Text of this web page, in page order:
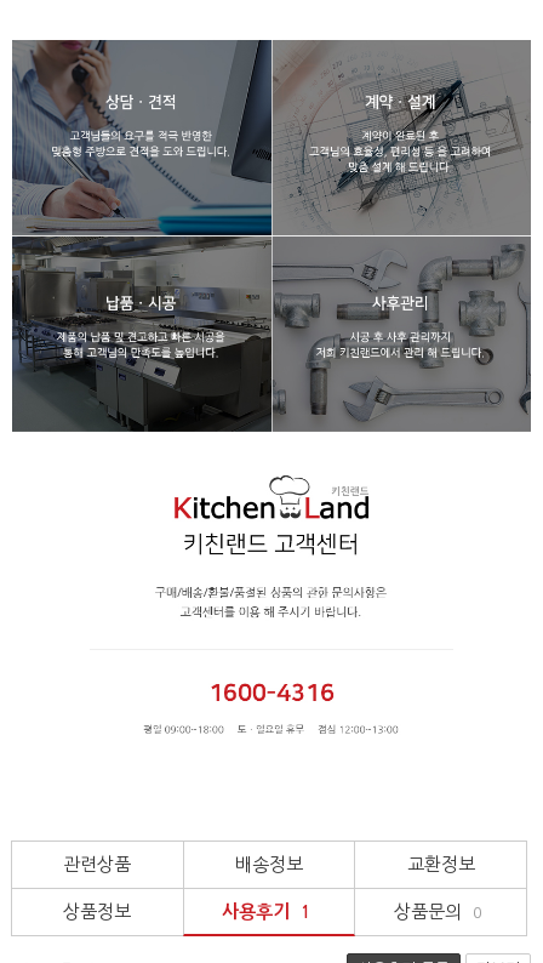
관련상품 배송정보 교환정보
상품정보 사용후기 1 상품문의 0